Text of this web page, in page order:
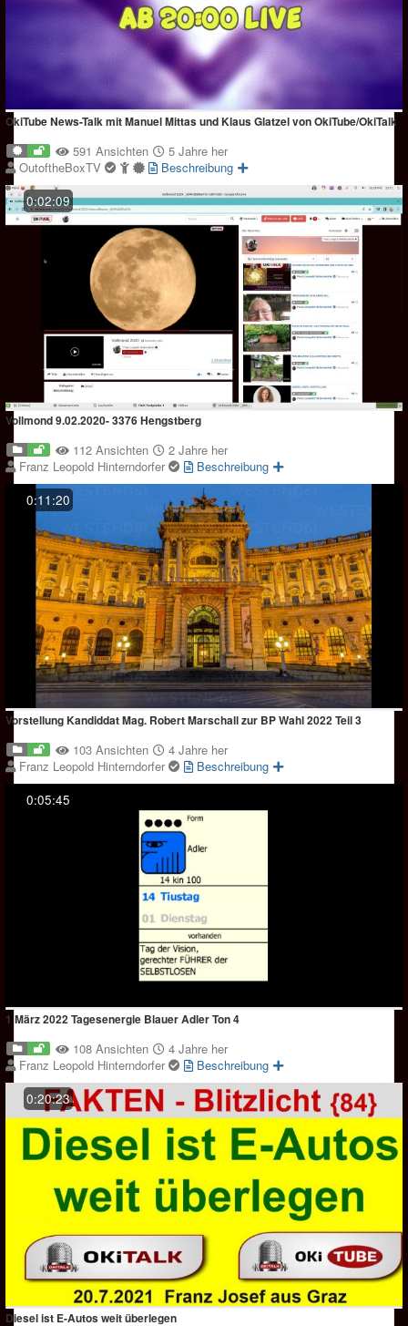
OkiTube News-Talk mit Manuel Mittas und Klaus Glatzel von OkiTube/OkiTalk
591 Ansichten
5 Jahre her
OutoftheBoxTV
Beschreibung
0:02:09
Vollmond 9.02.2020- 3376 Hengstberg
112 Ansichten
2 Jahre her
Franz Leopold Hinterndorfer
Beschreibung
0:11:20
Vorstellung Kandiddat Mag. Robert Marschall zur BP Wahl 2022 Teil 3
103 Ansichten
4 Jahre her
Franz Leopold Hinterndorfer
Beschreibung
0:05:45
1 März 2022 Tagesenergie Blauer Adler Ton 4
108 Ansichten
4 Jahre her
Franz Leopold Hinterndorfer
Beschreibung
0:20:23
Diesel ist E-Autos weit überlegen